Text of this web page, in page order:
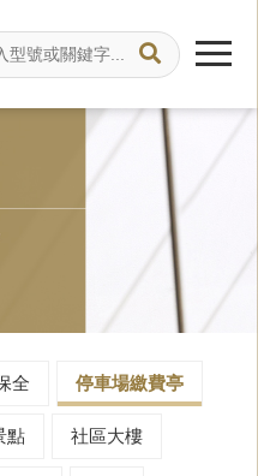
全 停車場繳費亭
點 社區大樓